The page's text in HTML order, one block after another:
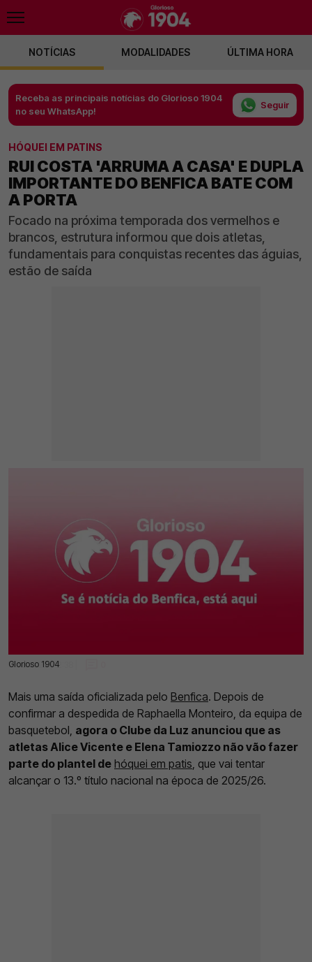
NOTÍCIAS MODALIDADES ÚLTIMA HORA
Receba as principais notícias do Glorioso 1904
no seu WhatsApp!
Seguir
HÓQUEI EM PATINS
RUI COSTA 'ARRUMA A CASA' E DUPLA
IMPORTANTE DO BENFICA BATE COM
A PORTA
Focado na próxima temporada dos vermelhos e
brancos, estrutura informou que dois atletas,
fundamentais para conquistas recentes das águias,
estão de saída
Glorioso 1904
11 Jul 2025 | 12:38 |
Mais uma saída oficializada pelo Benfica. Depois de
confirmar a despedida de Raphaella Monteiro, da equipa de
basquetebol, agora o Clube da Luz anunciou que as
atletas Alice Vicente e Elena Tamiozzo não vão fazer
parte do plantel de hóquei em patis, que vai tentar
alcançar o 13.º título nacional na época de 2025/26.